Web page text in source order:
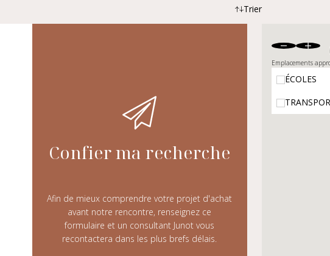
Trier
Coming soon
Confier ma recherche
Afin de mieux comprendre votre projet d'achat
avant notre rencontre, renseignez ce
formulaire et un consultant Junot vous
recontactera dans les plus brefs délais.
Emplacements
ÉCOLES